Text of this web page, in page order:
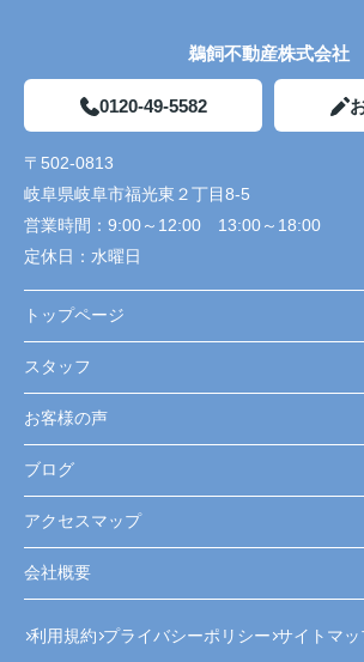
鵜飼不動産株式会社
0120-49-5582
〒502-0813
岐阜県岐阜市福光東２丁目8-5
営業時間： 9:00～12:00 13:00～18:00
定休日： 水曜日
トップページ
スタッフ
お客様の声
ブログ
アクセスマップ
会社概要
利用規約 プライバシーポリシー サイトマッ